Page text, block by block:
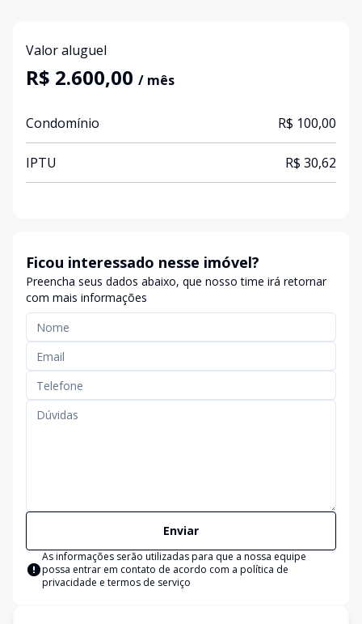
Valor aluguel
R$ 2.600,00 / mês
Condomínio R$ 100,00
IPTU R$ 30,62
Ficou interessado nesse imóvel?
Preencha seus dados abaixo, que nosso time irá retornar
com mais informações
Enviar
As informações serão utilizadas para que a nossa equipe
possa entrar em contato de acordo com a política de
privacidade e termos de serviço